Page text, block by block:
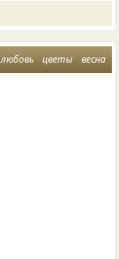
любовь цветы весна